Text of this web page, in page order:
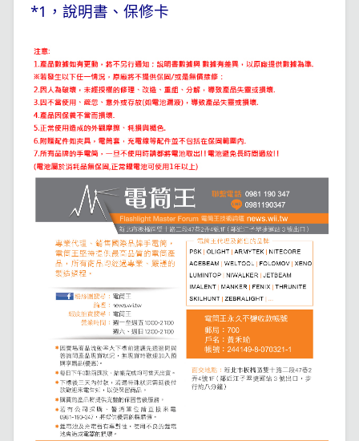
*1，說明書、保修卡